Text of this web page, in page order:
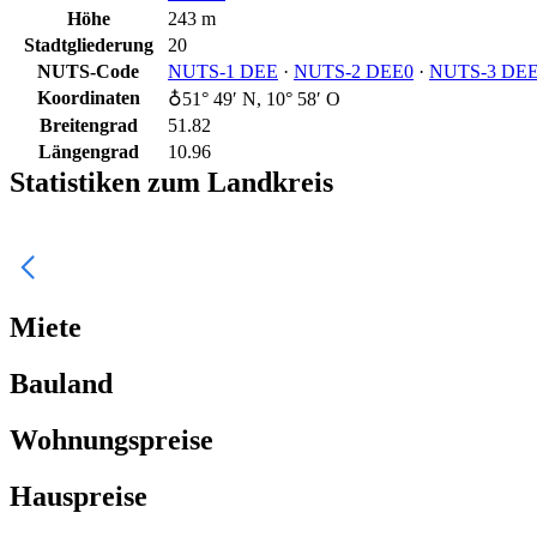
Höhe
243 m
Stadtgliederung
20
NUTS-Code
NUTS‑1 DEE · NUTS‑2 DEE0 · NUTS‑3
Koordinaten
♁51° 49′ N, 10° 58′ O
Breitengrad
51.82
Längengrad
10.96
Statistiken zum Landkreis
Miete
Bauland
Wohnungspreise
Hauspreise